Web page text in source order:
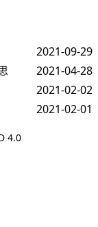
2021-09-29
2021-04-28
2021-02-02
2021-02-01
4.0